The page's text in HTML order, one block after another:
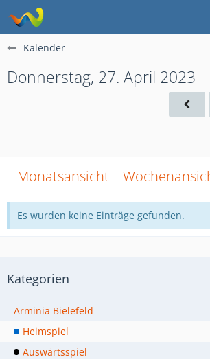
Kalender
Donnerstag, 27. April 2023
Monatsansicht
Es wurden keine Einträge gefunden.
Kategorien
Arminia Bielefeld
Heimspiel
Auswärtsspiel